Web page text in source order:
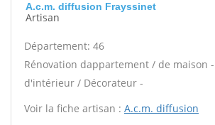
A.c.m. diffusion Frayssinet
Artisan
Département: 46
Rénovation dappartement / de maison
d'intérieur / Décorateur -
Voir la fiche artisan : A.c.m. diffusion